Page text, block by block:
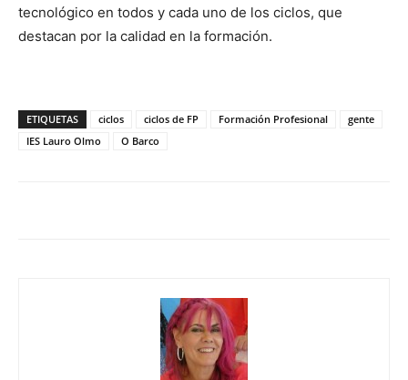
tecnológico en todos y cada uno de los ciclos, que
destacan por la calidad en la formación.
ETIQUETAS ciclos ciclos de FP Formación Profesional
gente
IES Lauro Olmo
O Barco